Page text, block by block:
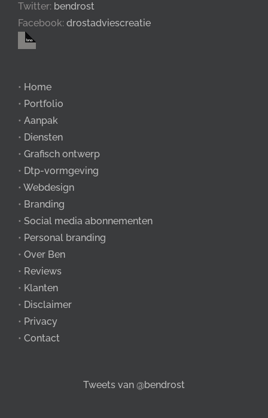
Twitter: bendrost
Facebook: drostadviescreatie
• Home
• Portfolio
• Aanpak
• Diensten
• Grafisch ontwerp
• Dtp-vormgeving
• Webdesign
• Branding
• Social media abonnementen
• Personal branding
• Over Ben
• Reviews
• Klanten
• Disclaimer
• Privacy
• Contact
Tweets van @bendrost